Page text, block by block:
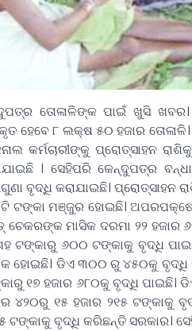
ତୋଳାଳିଙ୍କ ପାଇଁ ଖୁସି
୮ ଲକ୍ଷ ୫୦ ହଜାର
କର୍ମଚାରୀଙ୍କୁ ପ୍ରୋତ୍ସାହନ
। ସେହିପରି କେନ୍ଦୁପତ୍ର
ବୃଦ୍ଧି କରାଯାଇଛି। ପ୍ରୋତ୍ସାହନ
ଟଙ୍କା ମଞ୍ଜୁର ହୋଇଛି। ଅପରପକ୍ଷେ,
ଚେକରଙ୍କ ମାସିକ ଦରମା ୨୨ ହଜାର
ଟଙ୍କାରୁ ୬୦୦ ଟଙ୍କାକୁ ବୃଦ୍ଧି
ହୋଇଛି। ଡିଏ ୩୦୦ ରୁ ୪୫୦କୁ ବୃଦ୍ଧି
୧୭ ହଜାର ୬୮୦କୁ ବୃଦ୍ଧି ପାଇଛି।
୪୨୦ରୁ ୧୫ ହଜାର ୨୧୫ ଟଙ୍କାକୁ
ଟଙ୍କାକୁ ବୃଦ୍ଧି କରିଛନ୍ତି ସରକାର।